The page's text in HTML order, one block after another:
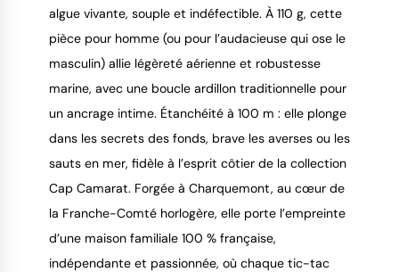
algue vivante, souple et indéfectible. À 110 g, cette
pièce pour homme (ou pour l’audacieuse qui ose le
masculin) allie légèreté aérienne et robustesse
marine, avec une boucle ardillon traditionnelle pour
un ancrage intime. Étanchéité à 100 m : elle plonge
dans les secrets des fonds, brave les averses ou les
sauts en mer, fidèle à l’esprit côtier de la collection
Cap Camarat. Forgée à Charquemont, au cœur de
la Franche-Comté horlogère, elle porte l’empreinte
d’une maison familiale 100 % française,
indépendante et passionnée, où chaque tic-tac